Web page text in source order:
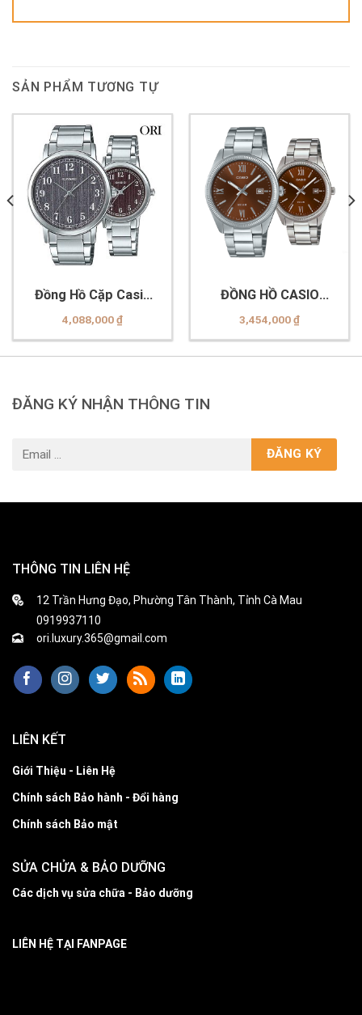
SẢN PHẨM TƯƠNG TỰ
Đồng Hồ Cặp Casio
MTP-E145D-1BDF và
LTP-E145D-5B1DF
4,088,000₫
ĐỒNG HỒ CASIO
MTP-1302DD-5AVDF
& ĐỒNG HỒ CASIO
LTP-1302DD-5AVDF
3,454,000₫
ĐĂNG KÝ NHẬN THÔNG TIN
THÔNG TIN LIÊN HỆ
12 Trần Hưng Đạo, Phường Tân Thành, Tỉnh Cà Mau
0919937110
ori.luxury.365@gmail.com
LIÊN KẾT
Giới Thiệu - Liên Hệ
Chính sách Bảo hành - Đổi hàng
Chính sách Bảo mật
SỬA CHỬA & BẢO DƯỠNG
Các dịch vụ sửa chữa - Bảo dưỡng
LIÊN HỆ TẠI FANPAGE